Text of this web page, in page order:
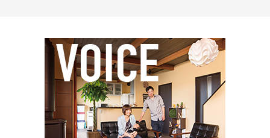
成功する土地購入３つの法則と買ってはいけない土地の個別相談に申